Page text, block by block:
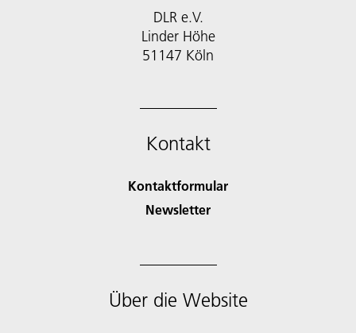
DLR e.V.
Linder Höhe
51147 Köln
Kontakt
Kontaktformular
Newsletter
Über die Website